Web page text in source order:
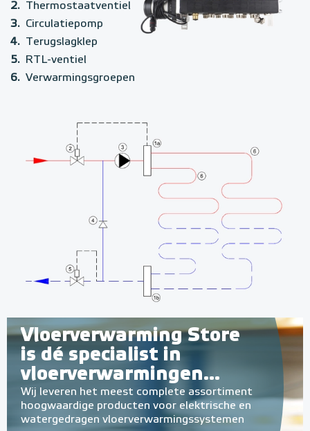
2.
3.
4.
5.
6.
Thermostaatventiel
Circulatiepomp
Terugslagklep
RTL-ventiel
Verwarmingsgroepen
Vloerverwarming Store
is dé specialist in
vloerverwarmingen...
Wij leveren het meest complete assortiment
hoogwaardige producten voor elektrische en
watergedragen vloerverwarmingssystemen